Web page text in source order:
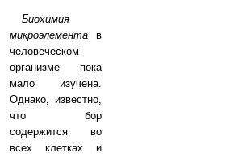
Биохимия
микроэлемента в
человеческом
организме пока
мало изучена.
Однако, известно,
что бор
содержится во
всех клетках и